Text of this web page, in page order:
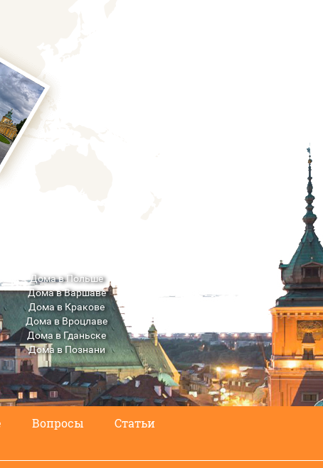
Дома в Польше
Дома в Варшаве
Дома в Кракове
Дома в Вроцлаве
Дома в Гданьске
Дома в Познани
Дома в Люблине
Вопросы
Статьи